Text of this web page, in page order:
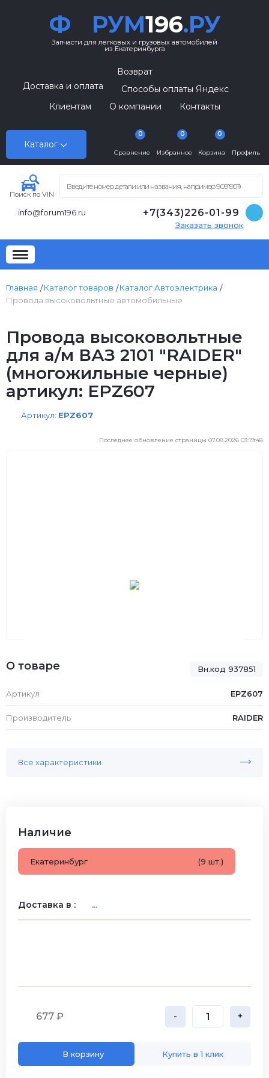
Ф РУМ196.РУ
Запчасти для легковых и грузовых автомобилей
из Екатеринбурга
Каталог
Возврат
Доставка и оплата
Способы оплаты Яндекс
Клиентам
О компании Контакты
Сравнение
0
Избранное
0
Корзина
0
Профиль
Поиск по VIN
info@forum196.ru +7(343)226-01-99
Заказать звонок
Главная Каталог товаров
Каталог Автоэлектрика
Провода высоковольтные автомобильные
Провода высоковольтные
для а/м ВАЗ 2101 "RAIDER"
(многожильные черные)
артикул: EPZ607
Артикул: EPZ607
Последнее обновление страницы 07.08.2026 03:19:48
Вн.код 937851
О товаре
Артикул EPZ607
Производитель RAIDER
Все характеристики
Наличие
Екатеринбург (9 шт.)
Доставка в : ...
677 ₽ - +
В корзину Купить в 1 клик